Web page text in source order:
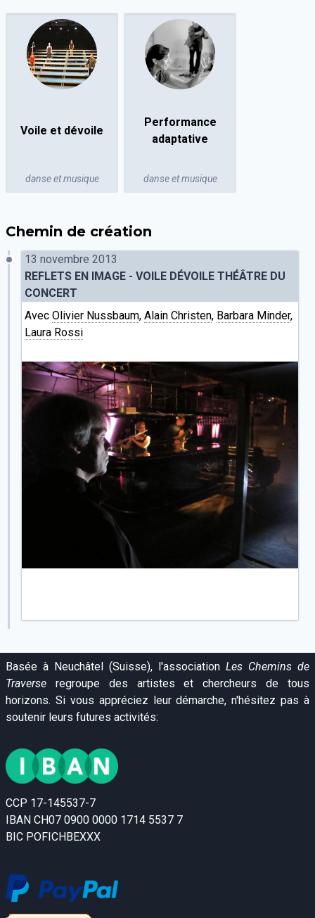
Voile et dévoile
danse et musique
Performance
adaptative
danse et musique
Chemin de création
13 novembre 2013
REFLETS EN IMAGE - VOILE DÉVOILE THÉÂTRE DU
CONCERT
Avec Olivier Nussbaum, Alain Christen, Barbara Minder,
Laura Rossi
Basée à Neuchâtel (Suisse), l'association Les Chemins de
Traverse regroupe des artistes et chercheurs de tous
horizons. Si vous appréciez leur démarche, n'hésitez pas à
soutenir leurs futures activités:
CCP 17-145537-7
IBAN CH07 0900 0000 1714 5537 7
BIC POFICHBEXXX